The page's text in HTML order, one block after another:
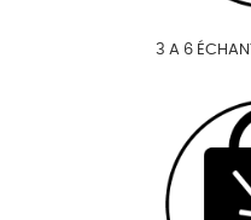
3 A 6